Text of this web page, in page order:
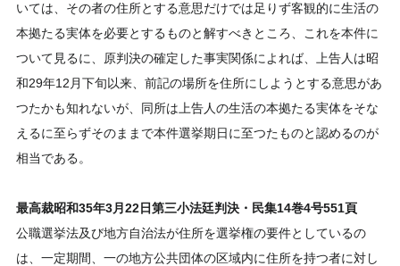
いては、その者の住所とする意思だけでは足りず客観的に生活の
本拠たる実体を必要とするものと解すべきところ、これを本件に
ついて見るに、原判決の確定した事実関係によれば、上告人は昭
和29年12月下旬以来、前記の場所を住所にしようとする意思があ
つたかも知れないが、同所は上告人の生活の本拠たる実体をそな
えるに至らずそのままで本件選挙期日に至つたものと認めるのが
相当である。
最高裁昭和35年3月22日第三小法廷判決・民集14巻4号551頁
公職選挙法及び地方自治法が住所を選挙権の要件としているの
は、一定期間、一の地方公共団体の区域内に住所を持つ者に対し